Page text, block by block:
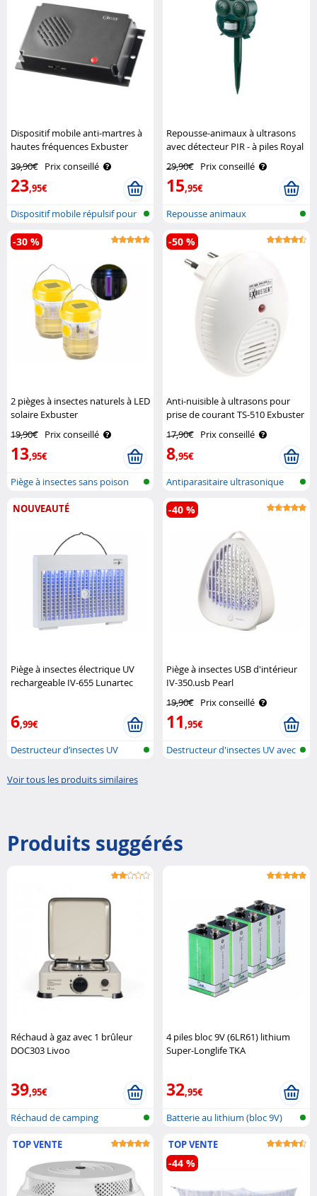
Dispositif mobile anti-martres à
hautes fréquences Exbuster
39,90€ Prix conseillé
23,95€
Dispositif mobile répulsif pour
mar..
Repousse-animaux à ultrasons
avec détecteur PIR - à piles Royal
29,90€ Prix conseillé
15,95€
Repousse animaux
ultrasonique avec ..
2 pièges à insectes naturels à LED
solaire Exbuster
19,90€ Prix conseillé
13,95€
-30 %
Piège à insectes sans poison
Anti-nuisible à ultrasons pour
prise de courant TS-510 Exbuster
17,90€ Prix conseillé
8,95€
-50 %
Antiparasitaire ultrasonique
pour l..
NOUVEAUTÉ
Piège à insectes électrique UV
rechargeable IV-655 Lunartec
6,99€
Destructeur d’insectes UV
Piège à insectes USB d'intérieur
IV-350.usb Pearl
19,90€ Prix conseillé
11,95€
-40 %
Destructeur d'insectes UV avec
Voir tous les produits similaires
Produits suggérés
Réchaud à gaz avec 1 brûleur
DOC303 Livoo
39,95€
Réchaud de camping
4 piles bloc 9V (6LR61) lithium
Super-Longlife TKA
32,95€
Batterie au lithium (bloc 9V)
TOP VENTE TOP VENTE
-44 %